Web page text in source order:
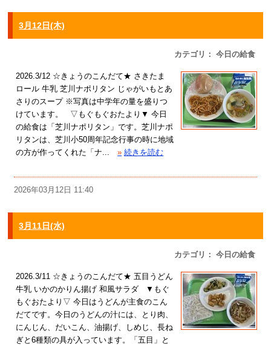
3月12日(木)
カテゴリ： 今日の給食
2026.3/12 ☆きょうのこんだて★ さきたま
ロール 牛乳 芝川ナポリタン じゃがいもとあ
さりのスープ ※写真は中学年の量を盛りつ
けています。 ▽もぐもぐおたより▼ 今日
の給食は「芝川ナポリタン」です。芝川ナポ
リタンは、芝川小50周年記念行事の時に地域
の方が作ってくれた「ナ...
» 続きを読む
2026年03月12日 11:40
3月11日(水)
カテゴリ： 今日の給食
2026.3/11 ☆きょうのこんだて★ 五目うどん
牛乳 いかのかりん揚げ 和風サラダ ▼もぐ
もぐおたより▽ 今日はうどんが主食のこん
だてです。今日のうどんの汁には、とり肉、
にんじん、だいこん、油揚げ、しめじ、長ね
ぎと6種類の具が入っています。「五目」と